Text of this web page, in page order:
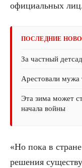
официальных
ПОСЛЕДНИЕ
За частный
Арестовали мужа
Эта зима может
начала войны
«Но пока в
решения